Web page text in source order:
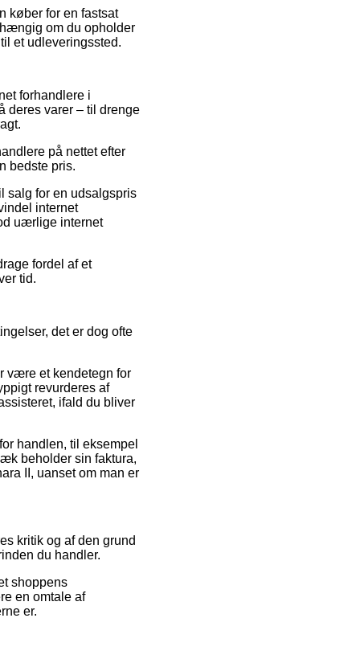
køber for en fastsat
om du opholder
et udleveringssted.
forhandlere i
deres varer – til drenge
på nettet efter
bedste pris.
salg for en udsalgspris
internet
uærlige internet
fordel af et
tid.
det er dog ofte
være et kendetegn for
revurderes af
ifald du bliver
handlen, til eksempel
beholder sin faktura,
II, uanset om man er
kritik og af den grund
du handler.
shoppens
en omtale af
er.